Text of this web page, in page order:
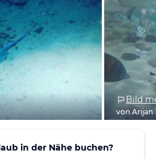
Bild
von Arijan
in der Nähe buchen?